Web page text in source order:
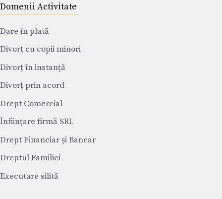
Domenii Activitate
Dare în plată
Divorț cu copii minori
Divorț în instanță
Divorț prin acord
Drept Comercial
Înființare firmă SRL
Drept Financiar și Bancar
Dreptul Familiei
Executare silită